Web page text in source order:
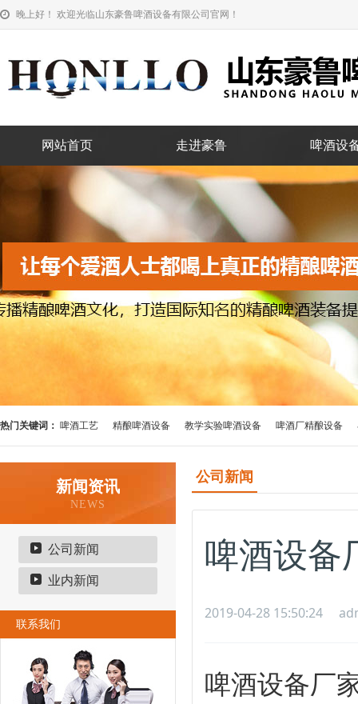
晚上好！ 欢迎光临山东豪鲁啤酒设备有限公司官网！
网站首页 走进豪鲁 啤酒设
热门关键词： 啤酒工艺 精酿啤酒设备 教学实验啤酒设备 啤酒厂精酿设备
新闻资讯
NEWS
公司新闻
业内新闻
联系我们
公司新闻
啤酒设备
2019-04-28 15:50:24
啤酒设备厂